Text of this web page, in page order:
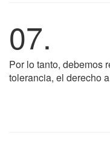
07.
Por lo tanto, debemos
tolerancia, el derecho